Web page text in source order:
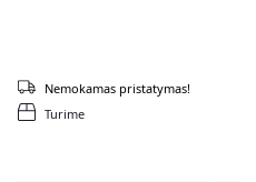
Turime
Nemokamas pristatymas!